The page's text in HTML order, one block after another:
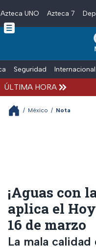
Skip to main content
Azteca UNO Azteca 7
Seguridad Internacional
ÚLTIMA HORA
/ México / Nota
¡Aguas con
aplica el
16 de marzo
La mala